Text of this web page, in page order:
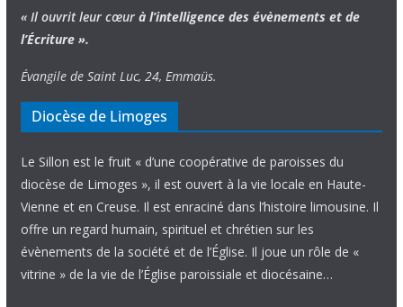
« Il ouvrit leur cœur à l’intelligence des évènements et de
l’Écriture ».
Évangile de Saint Luc, 24, Emmaüs.
Diocèse de Limoges
Le Sillon est le fruit « d’une coopérative de paroisses du
diocèse de Limoges », il est ouvert à la vie locale en Haute-
Vienne et en Creuse. Il est enraciné dans l’histoire limousine. Il
offre un regard humain, spirituel et chrétien sur les
évènements de la société et de l’Église. Il joue un rôle de «
vitrine » de la vie de l’Église paroissiale et diocésaine…